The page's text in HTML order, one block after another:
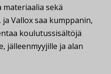
sekä
Vallox saa kumppanin,
koulutussisältöjä
jälleenmyyjille ja alan